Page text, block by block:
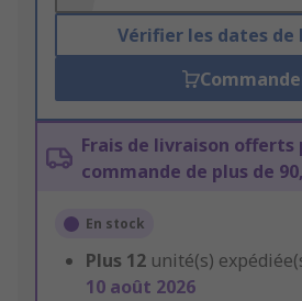
Vérifier les dates de
Frais de livraison
commande de plus de
En stock
Plus 12 unité(s)
10 août 2026